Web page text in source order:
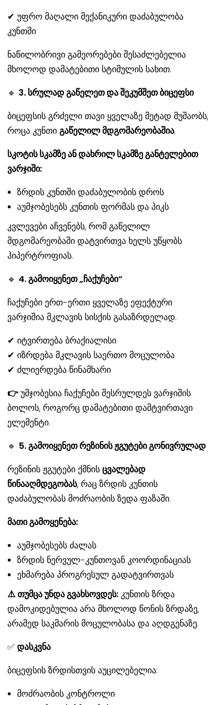
✔ უფრო მაღალი მექანიკური დაძაბულობა
კუნთში
ნაწილობრივი გამეორებები შესაძლებელია
მხოლოდ დამატებითი სტიმულის სახით.
🔹 3. სრულად გაწელეთ და შეკუმშეთ ბიცეფსი
ბიცეფსის გრძელი თავი ყველაზე მეტად მუშაობს,
როცა კუნთი გაწელილ მდგომარეობაშია.
სკოტის სკამზე ან დახრილ სკამზე განტელებით
ვარჯიში:
ზრდის კუნთში დაძაბულობის დროს
აუმჯობესებს კუნთის ფორმას და პიკს
კვლევები აჩვენებს, რომ გაწელილ
მდგომარეობაში დატვირთვა ხელს უწყობს
ჰიპერტროფიას.
🔹 4. გამოიყენეთ „ჩაქუჩები“
ჩაქუჩები ერთ-ერთი ყველაზე ეფექტური
ვარჯიშია მკლავის სისქის გასაზრდელად.
✔ იტვირთება ბრაქიალისი
✔ იზრდება მკლავის საერთო მოცულობა
✔ ძლიერდება წინამხარი
👉უმჯობესია ჩაქუჩები შესრულდეს ვარჯიშის
ბოლოს, როგორც დამატებითი დამტვირთავი
ელემენტი.
🔹 5. გამოიყენეთ რეზინის ჟგუტები გონივრულად
რეზინის ჟგუტები ქმნის ცვალებად
წინააღმდეგობას, რაც ზრდის კუნთის
დაძაბულობას მოძრაობის ზედა ფაზაში.
მათი გამოყენება:
აუმჯობესებს ძალას
ზრდის ნერვულ-კუნთოვან კოორდინაციას
ეხმარება პროგრესულ გადატვირთვას
⚠️ თუმცა უნდა გვახსოვდეს: კუნთის ზრდა
დამოკიდებულია არა მხოლოდ წონის ზრდაზე,
არამედ საკმარის მოცულობასა და აღდგენაზე.
✅ დასკვნა
ბიცეფსის ზრდისთვის აუცილებელია:
მოძრაობის კონტროლი